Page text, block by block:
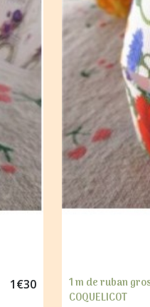
1€30
1 m de ruban
COQUELICOT